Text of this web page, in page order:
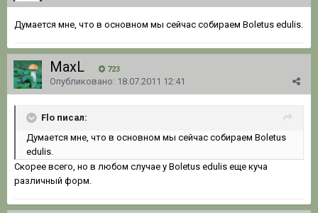
Думается мне, что в основном мы сейчас собираем Boletus edulis.
MaxL 723
Опубликовано: 18.07.2011 12:41
Flo писал:
Думается мне, что в основном мы сейчас собираем Boletus
edulis.
Скорее всего, но в любом случае у Boletus edulis еще куча
различный форм.